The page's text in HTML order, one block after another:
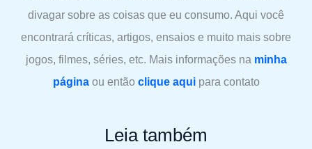
divagar sobre as coisas que eu consumo. Aqui você
encontrará críticas, artigos, ensaios e muito mais sobre
jogos, filmes, séries, etc. Mais informações na minha
páginaou então clique aquipara contato
Leia também